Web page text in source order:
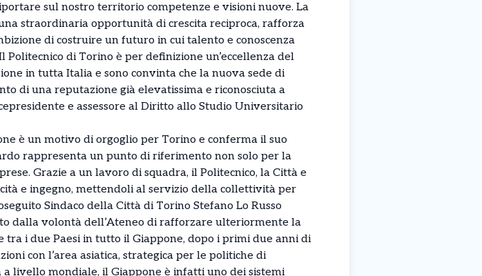
sul nostro territorio competenze e visioni nuove. La
straordinaria opportunità di crescita reciproca, rafforza
di costruire un futuro in cui talento e conoscenza
di Torino è per definizione un’eccellenza del
in tutta Italia e sono convinta che la nuova sede di
di una reputazione già elevatissima e riconosciuta a
e assessore al Diritto allo Studio Universitario
è un motivo di orgoglio per Torino e conferma il suo
rappresenta un punto di riferimento non solo per la
Grazie a un lavoro di squadra, il Politecnico, la Città e
e ingegno, mettendoli al servizio della collettività per
Sindaco della Città di Torino Stefano Lo Russo
dalla volontà dell’Ateneo di rafforzare ulteriormente la
i due Paesi in tutto il Giappone, dopo i primi due anni di
con l’area asiatica, strategica per le politiche di
livello mondiale, il Giappone è infatti uno dei sistemi